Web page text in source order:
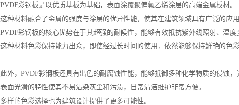
PVDF彩钢板是以优质基板为基础，表面涂覆聚偏氟乙烯涂层的高端金属板材。
这种材料融合了金属的强度与涂层的优异性能，使其在建筑领域具有广泛的应用
PVDF彩钢板的核心优势在于其超强的耐候性，能够有效抵抗紫外线照射、温度
这种材料色彩保持能力出众，即使经过长时间的使用，依然能够保持鲜艳的色
此外，PVDF彩钢板还具有出色的耐腐蚀性能，能够抵御多种化学物质的侵蚀
表面光滑的特性使其不易沾染灰尘和污渍，日常清洁维护非常方便。
多样的色彩选择也为建筑设计提供了更多可能性。